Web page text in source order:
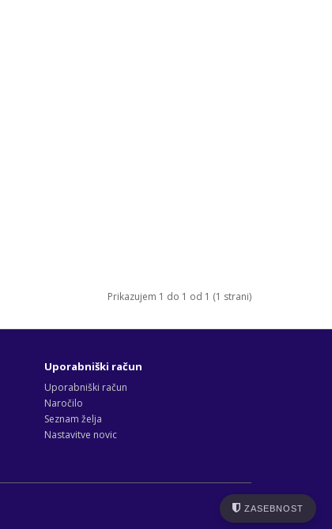
Prikazujem 1 do 1 od 1 (1 strani)
Uporabniški račun
Uporabniški račun
Naročilo
Seznam želja
Nastavitve novic
ZASEBNOST